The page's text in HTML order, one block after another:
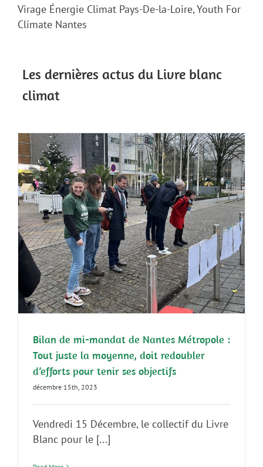
Virage Énergie Climat Pays-De-la-Loire, Youth For
Climate Nantes
Les dernières actus du Livre blanc
climat
Bilan de mi-mandat de Nantes Métropole :
Tout juste la moyenne, doit redoubler
d’efforts pour tenir ses objectifs
décembre 15th, 2023
Vendredi 15 Décembre, le collectif du Livre
Blanc pour le [...]